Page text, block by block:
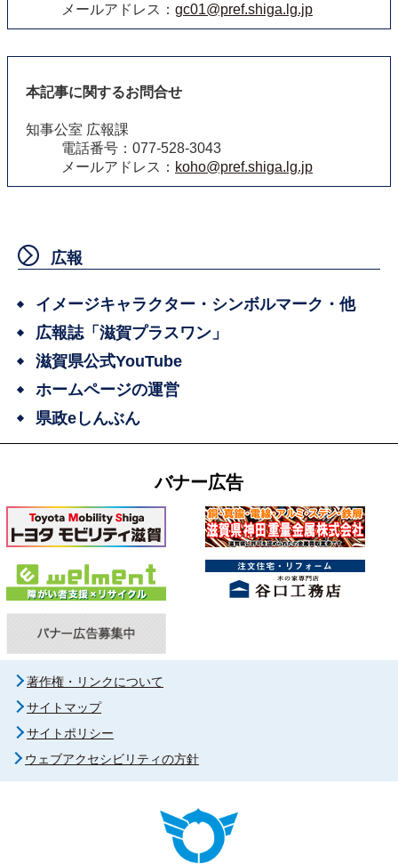
メールアドレス： gc01@pref.shiga.lg.jp
本記事に関するお問合せ
知事公室 広報課
電話番号：077-528-3043
メールアドレス： koho@pref.shiga.lg.jp
広報
イメージキャラクター・シンボルマーク・他
広報誌「滋賀プラスワン」
滋賀県公式YouTube
ホームページの運営
県政eしんぶん
バナー広告
著作権・リンクについて
サイトマップ
サイトポリシー
ウェブアクセシビリティの方針